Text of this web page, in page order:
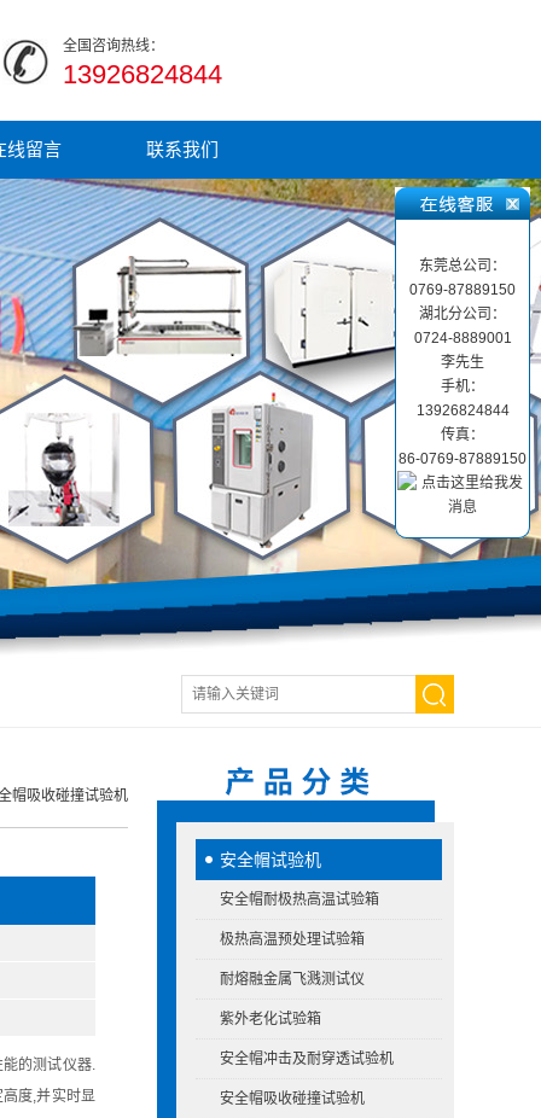
全国咨询热线：
13926824844
线留言 联系我们
安全帽试验机
安全帽耐极热高温试验箱
极热高温预处理试验箱
耐熔融金属飞溅测试仪
紫外老化试验箱
安全帽冲击及耐穿透试验机
安全帽吸收碰撞试验机
帽吸收碰撞试验机
的测试仪器.
度,并实时显
东莞总公司：
0769-87889150
湖北分公司：
0724-8889001
李先生
手机：
13926824844
传真：
86-0769-87889150